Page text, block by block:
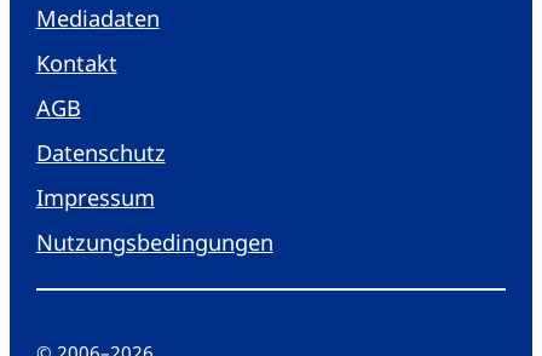
Mediadaten
Kontakt
AGB
Datenschutz
Impressum
Nutzungsbedingungen